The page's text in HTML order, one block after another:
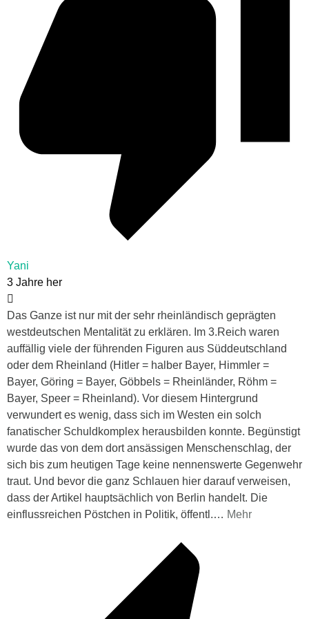
Yani
3 Jahre her
Das Ganze ist nur mit der sehr rheinländisch geprägten
westdeutschen Mentalität zu erklären. Im 3.Reich waren
auffällig viele der führenden Figuren aus Süddeutschland
oder dem Rheinland (Hitler = halber Bayer, Himmler =
Bayer, Göring = Bayer, Göbbels = Rheinländer, Röhm =
Bayer, Speer = Rheinland). Vor diesem Hintergrund
verwundert es wenig, dass sich im Westen ein solch
fanatischer Schuldkomplex herausbilden konnte. Begünstigt
wurde das von dem dort ansässigen Menschenschlag, der
sich bis zum heutigen Tage keine nennenswerte Gegenwehr
traut. Und bevor die ganz Schlauen hier darauf verweisen,
dass der Artikel hauptsächlich von Berlin handelt. Die
einflussreichen Pöstchen in Politik, öffentl.… Mehr